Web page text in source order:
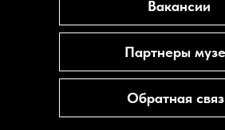
Вакансии
Обратная
Партнеры